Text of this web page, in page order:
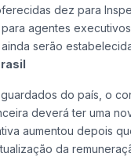
dez para
agentes
serão
do país, o
deverá ter uma
aumentou depois
da